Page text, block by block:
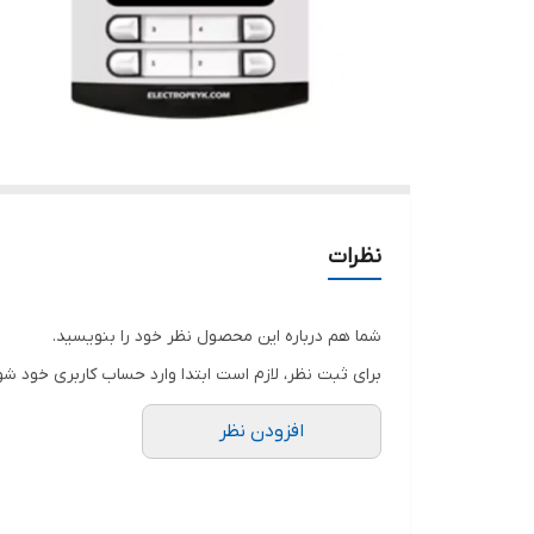
نظرات
شما هم درباره این محصول نظر خود را بنویسید.
برای ثبت نظر، لازم است ابتدا وارد حساب کاربری خود
افزودن نظر